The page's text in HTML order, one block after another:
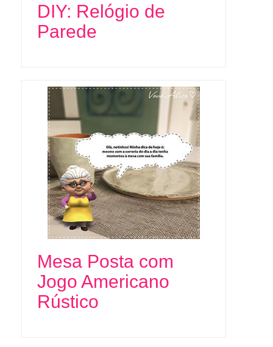
DIY: Relógio de
Parede
Mesa Posta com
Jogo Americano
Rústico